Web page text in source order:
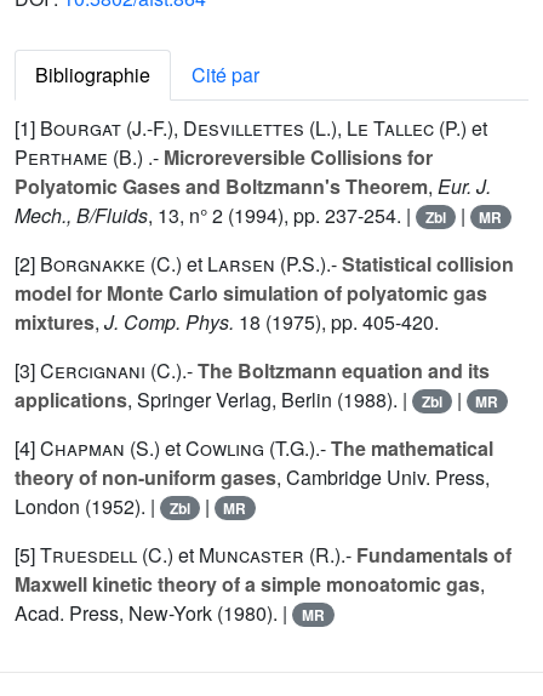
Bibliographie
Cité par
[1] Bourgat (J.-F.), Desvillettes (L.), Le Tallec (P.) et
Perthame (B.) .- Microreversible Collisions for
Polyatomic Gases and Boltzmann's Theorem, Eur. J.
Mech., B/Fluids, 13, n° 2 (1994), pp. 237-254. | Zbl | MR
[2] Borgnakke (C.) et Larsen (P.S.).-Statistical collision
model for Monte Carlo simulation of polyatomic gas
mixtures, J. Comp. Phys. 18 (1975), pp. 405-420.
[3]Cercignani (C.).-The Boltzmann equation and its
applications, Springer Verlag, Berlin (1988). | Zbl | MR
[4]Chapman (S.) etCowling (T.G.).-The mathematical
theory of non-uniform gases, Cambridge Univ. Press,
London (1952). |
Zbl | MR
[5]Truesdell (C.) et Muncaster (R.).- Fundamentals of
Maxwell kinetic theory of a simple monoatomic gas,
Acad. Press, New-York (1980). |
MR